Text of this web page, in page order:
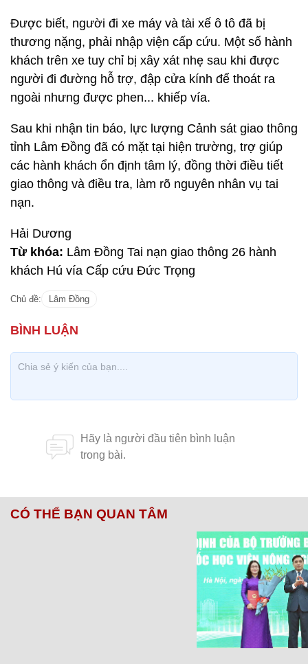
Được biết, người đi xe máy và tài xế ô tô đã bị
thương nặng, phải nhập viện cấp cứu. Một số hành
khách trên xe tuy chỉ bị xây xát nhẹ sau khi được
người đi đường hỗ trợ, đập cửa kính để thoát ra
ngoài nhưng được phen... khiếp vía.
Sau khi nhận tin báo, lực lượng Cảnh sát giao thông
tỉnh Lâm Đồng đã có mặt tại hiện trường, trợ giúp
các hành khách ổn định tâm lý, đồng thời điều tiết
giao thông và điều tra, làm rõ nguyên nhân vụ tai
nạn.
Hải Dương
Từ khóa: Lâm Đồng Tai nạn giao thông 26 hành
khách Hú vía Cấp cứu Đức Trọng
Chủ đề: Lâm Đồng
CÓ THỂ BẠN QUAN TÂM